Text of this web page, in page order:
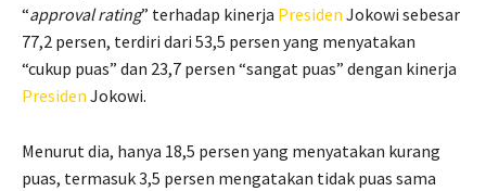
“approval rating” terhadap kinerja Presiden Jokowi sebesar
77,2 persen, terdiri dari 53,5 persen yang menyatakan
“cukup puas” dan 23,7 persen “sangat puas” dengan kinerja
Presiden Jokowi.
Menurut dia, hanya 18,5 persen yang menyatakan kurang
puas, termasuk 3,5 persen mengatakan tidak puas sama